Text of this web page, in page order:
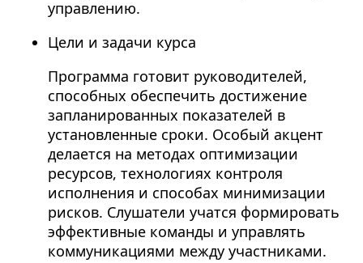
управлению.
Цели и задачи курса
Программа готовит руководителей,
способных обеспечить достижение
запланированных показателей в
установленные сроки. Особый акцент
делается на методах оптимизации
ресурсов, технологиях контроля
исполнения и способах минимизации
рисков. Слушатели учатся формировать
эффективные команды и управлять
коммуникациями между участниками.